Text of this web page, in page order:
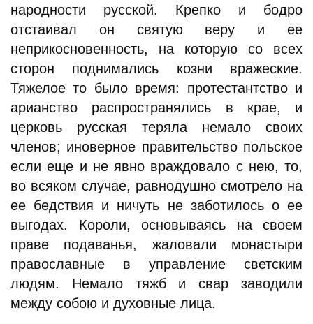
народности русской. Крепко и бодро
отстаивал он святую веру и ее
неприкосновенность, на которую со всех
сторон поднимались козни вражеские.
Тяжелое то было время: протестантство и
арианство распространялись в крае, и
церковь русская теряла немало своих
членов; иноверное правительство польское
если еще и не явно враждовало с нею, то,
во всяком случае, равнодушно смотрело на
ее бедствия и ничуть не заботилось о ее
выгодах. Короли, основываясь на своем
праве подаванья, жаловали монастыри
православные в управление светским
людям. Немало тяжб и свар заводили
между собою и духовные лица.